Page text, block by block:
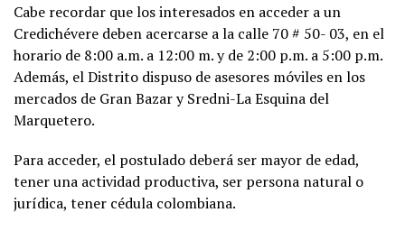
Cabe recordar que los interesados en acceder a un
Credichévere deben acercarse a la calle 70 # 50- 03, en el
horario de 8:00 a.m. a 12:00 m. y de 2:00 p.m. a 5:00 p.m.
Además, el Distrito dispuso de asesores móviles en los
mercados de Gran Bazar y Sredni-La Esquina del
Marquetero.
Para acceder, el postulado deberá ser mayor de edad,
tener una actividad productiva, ser persona natural o
jurídica, tener cédula colombiana.